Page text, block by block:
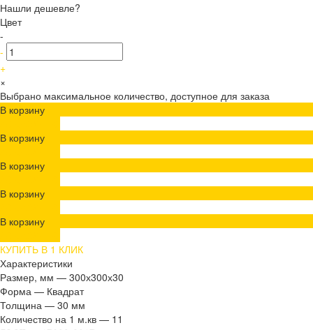
Нашли дешевле?
Цвет
-
-
+
×
Выбрано максимальное количество, доступное для заказа
В корзину
В корзину
В корзину
В корзину
В корзину
КУПИТЬ В 1 КЛИК
Характеристики
Размер, мм — 300х300х30
Форма — Квадрат
Толщина — 30 мм
Количество на 1 м.кв — 11